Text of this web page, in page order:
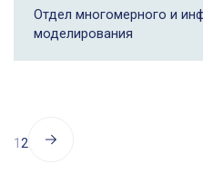
Отдел многомерного и
моделирования
1 2